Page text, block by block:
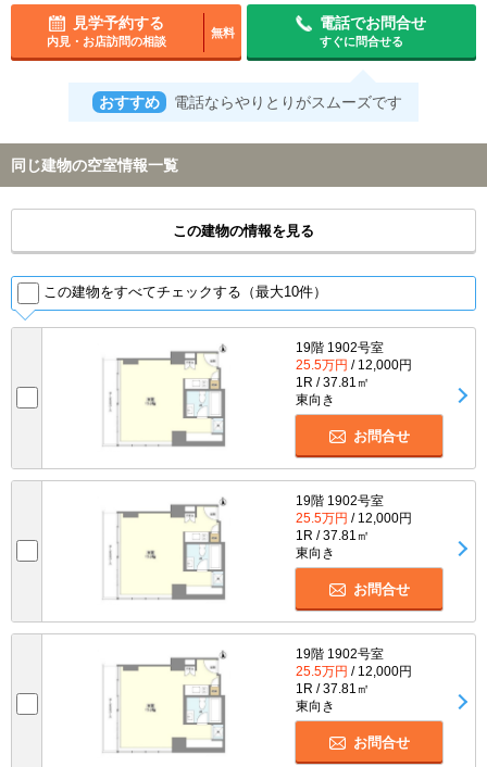
見学予約する
内見・お店訪問の相談
無料
電話でお問合せ
すぐに問合せる
おすすめ 電話ならやりとりがスムーズです
同じ建物の空室情報一覧
この建物の情報を見る
この建物をすべてチェックする（最大10件）
19階 1902号室
25.5万円 / 12,000円
1R / 37.81㎡
東向き
お問合せ
19階 1902号室
25.5万円 / 12,000円
1R / 37.81㎡
東向き
お問合せ
19階 1902号室
25.5万円 / 12,000円
1R / 37.81㎡
東向き
お問合せ